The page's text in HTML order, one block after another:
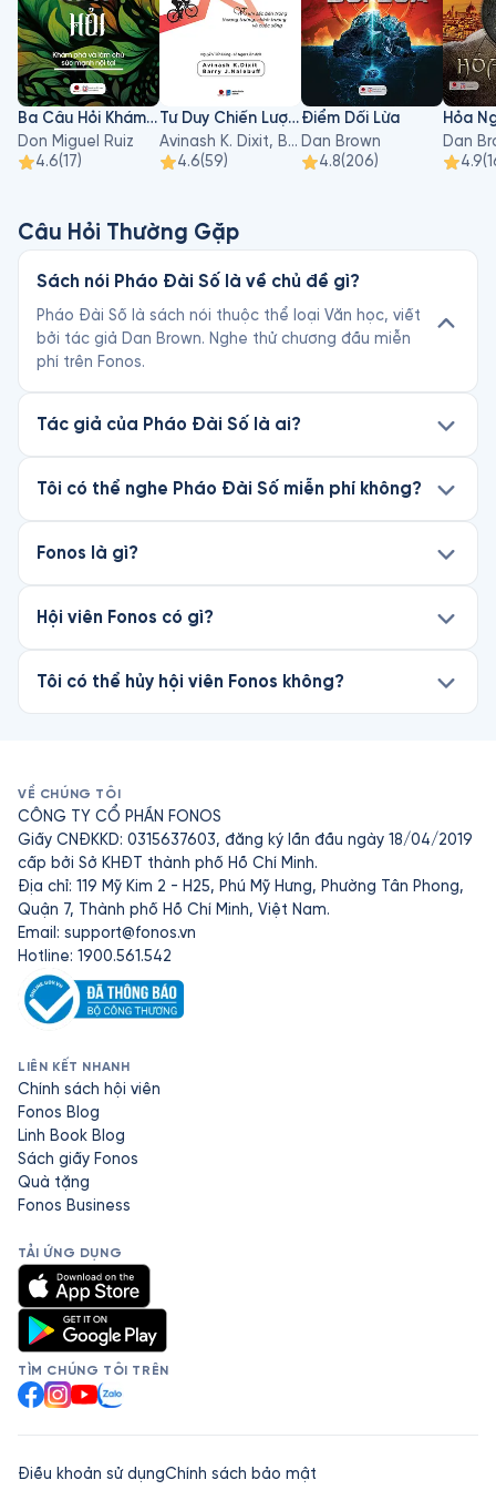
Ba Câu Hỏi Khám Phá Và Làm Chủ Sức Mạnh Nội Tại
Don Miguel Ruiz
4.6(17)
Tư Duy Chiến Lược – Lý Thuyết Trò Chơi Thực Hành
Avinash K. Dixit, Barry J. Nalebuff
4.6(59)
Điểm Dối Lừa
Dan Brown
4.8(206)
Hỏa
Dan
4.9(
Câu Hỏi Thường Gặp
Sách nói Pháo Đài Số là về chủ đề gì?
Pháo Đài Số là sách nói thuộc thể loại Văn học, viết
bởi tác giả Dan Brown. Nghe thử chương đầu miễn
phí trên Fonos.
Tác giả của Pháo Đài Số là ai?
Tôi có thể nghe Pháo Đài Số miễn phí không?
Fonos là gì?
Hội viên Fonos có gì?
Tôi có thể hủy hội viên Fonos không?
VỀ CHÚNG TÔI
CÔNG TY CỔ PHẦN FONOS
Giấy CNĐKKD: 0315637603, đăng ký lần đầu ngày 18/04/2019
cấp bởi Sở KHĐT thành phố Hồ Chí Minh.
Địa chỉ: 119 Mỹ Kim 2 - H25, Phú Mỹ Hưng, Phường Tân Phong,
Quận 7, Thành phố Hồ Chí Minh, Việt Nam.
Email: support@fonos.vn
Hotline: 1900.561.542
LIÊN KẾT NHANH
Chính sách hội viên
Fonos Blog
Linh Book Blog
Sách giấy Fonos
Quà tặng
Fonos Business
TẢI ỨNG DỤNG
TÌM CHÚNG TÔI TRÊN
Facebook
Instagram
YouTube
Zalo
Điều khoản sử dụngChính sách bảo mật